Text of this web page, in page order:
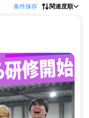
条件保存 関連度順